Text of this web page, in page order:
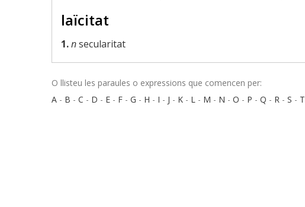
laïcitat
1.nsecularitat
O llisteu les paraules o expressions que comencen per:
A - B - C - D - E - F - G - H - I - J - K - L - M - N - O - P - Q - R - S - T